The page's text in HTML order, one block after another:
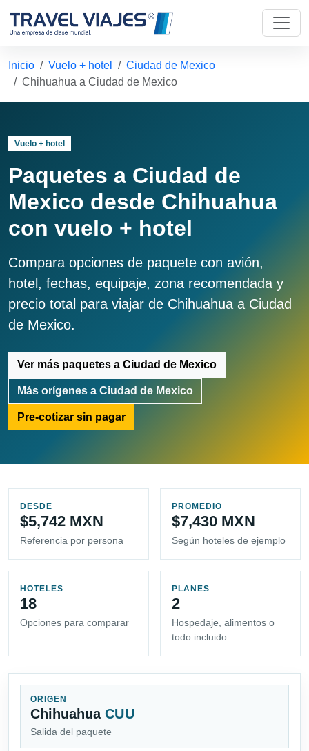
Inicio Vuelo + hotel
Ciudad de Mexico
Chihuahua a Ciudad de Mexico
Vuelo + hotel
Paquetes a Ciudad de
Mexico desde Chihuahua
con vuelo + hotel
Compara opciones de paquete con avión,
hotel, fechas, equipaje, zona recomendada y
precio total para viajar de Chihuahua a Ciudad
de Mexico.
Ver más paquetes a Ciudad de Mexico
Más orígenes a Ciudad de Mexico
Pre-cotizar sin pagar
DESDE
$5,742 MXN
Referencia por persona
PROMEDIO
$7,430 MXN
Según hoteles de ejemplo
HOTELES
18
Opciones para comparar
PLANES
2
Hospedaje, alimentos o
todo incluido
ORIGEN
Chihuahua CUU
Salida del paquete